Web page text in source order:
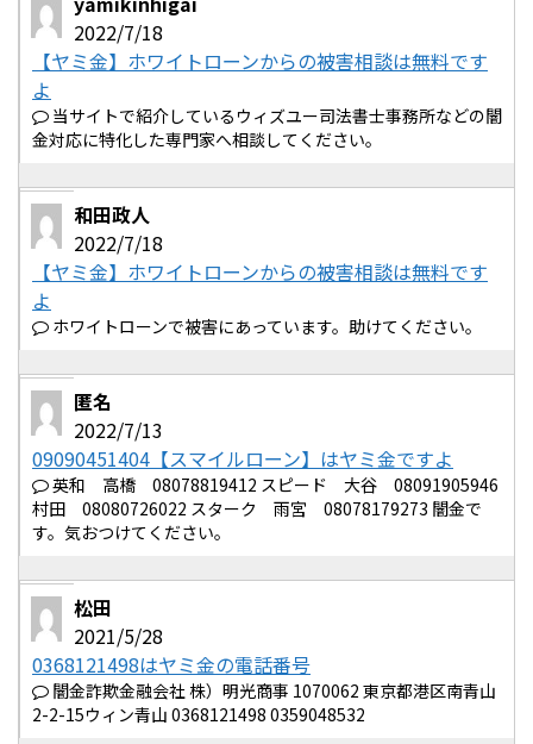
2022/7/18
【ヤミ金】ホワイトローンからの被害相談は無料です
よ
当サイトで紹介しているウィズユー司法書士事務所などの闇
金対応に特化した専門家へ相談してください。
和田政人
2022/7/18
【ヤミ金】ホワイトローンからの被害相談は無料です
よ
ホワイトローンで被害にあっています。助けてください。
匿名
2022/7/13
09090451404【スマイルローン】はヤミ金ですよ
英和 高橋 08078819412 スピード 大谷 08091905946
村田 08080726022 スターク 雨宮 08078179273 闇金で
す。気おつけてください。
松田
2021/5/28
0368121498はヤミ金の電話番号
闇金詐欺金融会社 株）明光商事 1070062 東京都港区南青山
2-2-15ウィン青山 0368121498 0359048532